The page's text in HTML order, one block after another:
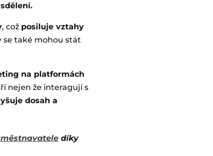
, což posiluje vztahy
se také mohou stát
na platformách
nejen že interagují s
dosah a
díky